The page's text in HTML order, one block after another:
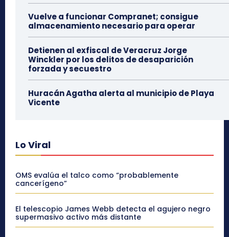
Vuelve a funcionar Compranet; consigue
almacenamiento necesario para operar
Detienen al exfiscal de Veracruz Jorge
Winckler por los delitos de desaparición
forzada y secuestro
Huracán Agatha alerta al municipio de Playa
Vicente
Lo Viral
OMS evalúa el talco como “probablemente
cancerígeno”
El telescopio James Webb detecta el agujero negro
supermasivo activo más distante